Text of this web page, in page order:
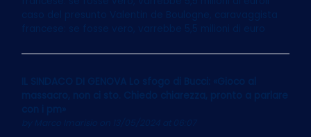
caso del presunto Valentin de Boulogne, caravaggista
francese: se fosse vero, varrebbe 5,5 milioni di euro
IL SINDACO DI GENOVA Lo sfogo di Bucci: «Gioco al
massacro, non ci sto. Chiedo chiarezza, pronto a parlare
con i pm»
Marco Imarisio on 13/05/2024 at 06:07